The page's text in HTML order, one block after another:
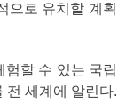
으로 유치할 계획
할 수 있는 국립
전 세계에 알린다.